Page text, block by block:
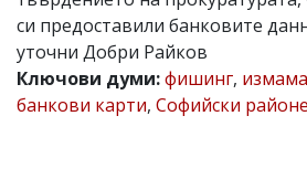
Коментарите
статиите
се
въвеждат
си предоставили банковите
уточни Добри Райков
Ключови думи:фишинг, измама
банкови карти, Софийски